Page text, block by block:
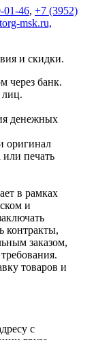
01-46, +7 (3952)
msk.ru,
и скидки.
через банк.
лиц.
денежных
оригинал
или печать
в рамках
и
контракты,
заказом,
товаров и
с